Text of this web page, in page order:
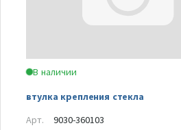
В наличии
втулка крепления стекла
Арт.
9030-360103